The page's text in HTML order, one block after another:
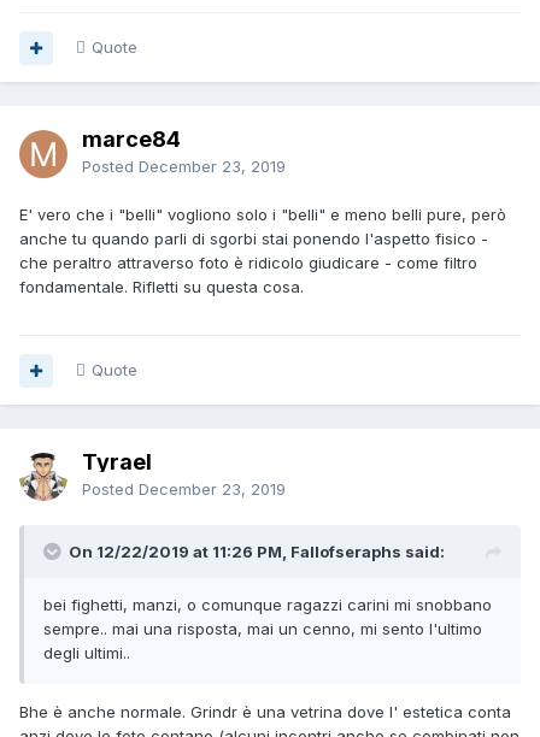
Quote
marce84
Posted December 23, 2019
E' vero che i "belli" vogliono solo i "belli" e meno belli pure, però
anche tu quando parli di sgorbi stai ponendo l'aspetto fisico -
che peraltro attraverso foto è ridicolo giudicare - come filtro
fondamentale. Rifletti su questa cosa.
Quote
Tyrael
Posted December 23, 2019
On 12/22/2019 at 11:26 PM, Fallofseraphs said:
bei fighetti, manzi, o comunque ragazzi carini mi snobbano
sempre.. mai una risposta, mai un cenno, mi sento l'ultimo
degli ultimi..
Bhe è anche normale. Grindr è una vetrina dove l' estetica conta